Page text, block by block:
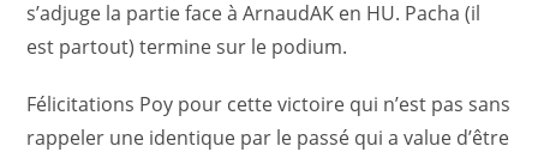
s’adjuge la partie face à ArnaudAK en HU. Pacha (il
est partout) termine sur le podium.
Félicitations Poy pour cette victoire qui n’est pas sans
rappeler une identique par le passé qui a value d’être